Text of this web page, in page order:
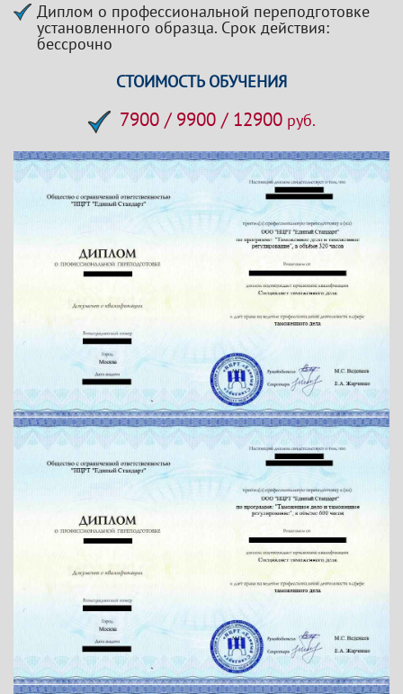
Диплом о профессиональной переподготовке
установленного образца. Срок действия:
бессрочно
СТОИМОСТЬ ОБУЧЕНИЯ
7900 / 9900 / 12900руб.